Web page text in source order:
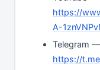
https://
A-
Telegram —
https://